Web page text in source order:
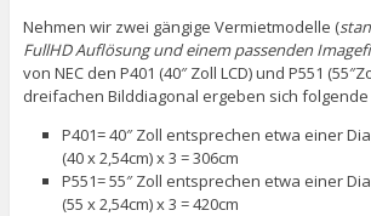
Nehmen wir zwei gängige Vermietmodelle (
FullHD Auflösung und einem passenden
von NEC den P401 (40″ Zoll LCD) und P551
dreifachen Bilddiagonal ergeben sich
P401= 40″ Zoll entsprechen etwa einer
(40 x 2,54cm) x 3 = 306cm
P551= 55″ Zoll entsprechen etwa einer
(55 x 2,54cm) x 3 = 420cm